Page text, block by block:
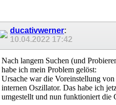
ducativwerner:
10.04.2022 17:42
Nach langem Suchen (und
habe ich mein Problem gelöst:
Ursache war die Voreinstellung
internen Oszillator. Das habe ich
umgestellt und nun funktioniert die